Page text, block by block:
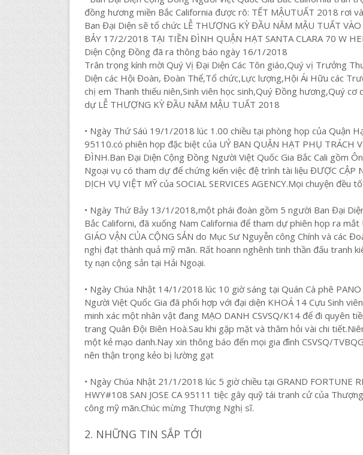
đồng hương miền Bắc California được rõ: TẾT MẬUTUẤT 2018 rơi
Ban Đại Diện sẽ tổ chức LỄ THƯỢNG KỲ ĐẦU NĂM MẬU TUẤT
BẢY 17/2/2018 TẠI TIỀN ĐÌNH QUẬN HẠT SANTA CLARA 70 W
Diện Cộng Đồng đã ra thông báo ngày 16/1/2018
Trân trọng kính mời Quý Vị Đại Diện Các Tôn giáo,Quý vị Trưởng
Diện các Hội Đoàn, Đoàn Thể,Tổ chức,Lực lượng,Hội Ái Hữu các
chị em Thanh thiếu niên,Sinh viên học sinh,Quý Đồng hương,Quý
dự LỄ THƯỢNG KỲ ĐẦU NĂM MẬU TUẤT 2018
• Ngày Thứ Sáú 19/1/2018 lúc 1.00 chiều tại phòng họp của Quận
95110.có phiên họp đặc biệt của UỶ BAN QUẬN HẠT PHỤ TRÁCH
ĐÌNH.Ban Đại Diện Cộng Đồng Người Việt Quốc Gia Bắc Cali gồm
Ngoại vụ có tham dự để chứng kiến việc đệ trình tài liệu ĐƯỢC CẬP
DỊCH VỤ VIỆT MỸ của SOCIAL SERVICES AGENCY.Mọi chuyện đều
• Ngày Thứ Bảy 13/1/2018,một phái đoàn gồm 5 người Ban Đại
Bắc Californi, đã xuống Nam California để tham dự phiên họp ra mắt
GIÁO VẬN CỦA CỘNG SẢN do Mục Sư Nguyễn công Chính và các
nghị đạt thành quả mỹ mãn. Rất hoann nghênh tinh thần đấu tranh
tỵ nạn cộng sản tại Hải Ngoại.
• Ngày Chúa Nhật 14/1/2018 lúc 10 giờ sáng tại Quán Cà phê
Người Việt Quốc Gia đã phối hợp với đại diện KHOÁ 14 Cựu Sinh
minh xác một nhân vật đang MẠO DANH CSVSQ/K14 để đi quyên
trang Quân Đội Biên Hoà.Sau khi gặp mặt và thăm hỏi vài chi
một kẻ mạo danh.Nay xin thông báo đến mọi gia đình CSVSQ/
nên thận trọng kẻo bị lường gạt
• Ngày Chúa Nhật 21/1/2018 lúc 5 giờ chiều tại GRAND FORTUNE
HWY#108 SAN JOSE CA 95111 tiệc gây quỹ tái tranh cử của
công mỹ mãn.Chúc mừng Thượng Nghị sĩ.
2. NHỮNG TIN SẮP TỚI